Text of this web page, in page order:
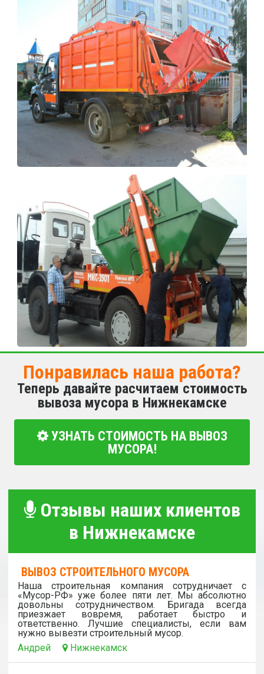
Понравилась наша работа?
Теперь давайте расчитаем стоимость
вывоза мусора в Нижнекамске
УЗНАТЬ СТОИМОСТЬ НА ВЫВОЗ
МУСОРА!
Отзывы наших клиентов
в Нижнекамске
ВЫВОЗ СТРОИТЕЛЬНОГО МУСОРА
Наша строительная компания сотрудничает с
«Мусор-РФ» уже более пяти лет. Мы абсолютно
довольны сотрудничеством. Бригада всегда
приезжает вовремя, работает быстро и
ответственно. Лучшие специалисты, если вам
нужно вывезти строительный мусор.
Андрей
Нижнекамск